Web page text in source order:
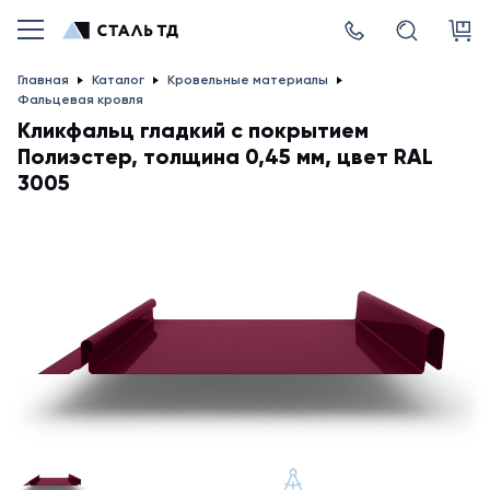
Главная Каталог
Кровельные материалы
Фальцевая кровля
Кликфальц гладкий с покрытием
Полиэстер, толщина 0,45 мм, цвет RAL
3005